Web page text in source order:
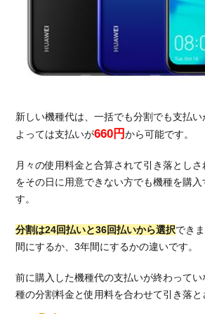
新しい機種代は、一括でも分割でも支払
よっては支払いが660円から可能です。
月々の使用料金と合算されて引き落とし
をその日に用意できない方でも機種を購入
す。
分割は24回払いと36回払いから選択でき
間にするか、3年間にするかの違いです。
前に購入した機種代の支払いが終わって
種の分割料金と使用料を合わせて引き落と